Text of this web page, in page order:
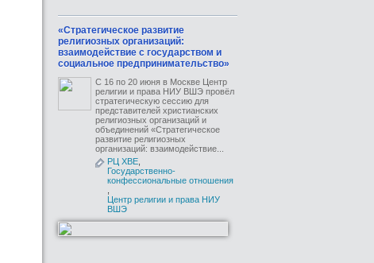
«Стратегическое развитие
религиозных организаций:
взаимодействие с государством и
социальное предпринимательство»
С 16 по 20 июня в Москве Центр
религии и права НИУ ВШЭ провёл
стратегическую сессию для
представителей христианских
религиозных организаций и
объединений «Стратегическое
развитие религиозных
организаций: взаимодействие...
РЦ ХВЕ
Государственно-
конфессиональные отношения
Центр религии и права НИУ
ВШЭ